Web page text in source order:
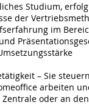
Studium,
der
im
– Sie
arbeiten
oder an